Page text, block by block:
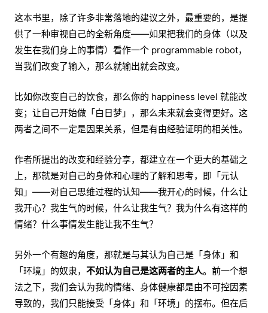
这本书里，除了许多非常落地的建议之外，最重要的，是提
供了一种审视自己的全新角度——如果把我们的身体（以及
发生在我们身上的事情）看作一个 programmable robot，
当我们改变了输入，那么就输出就会改变。
比如你改变自己的饮食，那么你的 happiness level 就能改
变；让自己开始做「白日梦」，那么未来就会变得更好。这
两者之间不一定是因果关系，但是有由经验证明的相关性。
作者所提出的改变和经验分享，都建立在一个更大的基础之
上，那就是对自己的身体和心理的了解和思考，即「元认
知」——对自己思维过程的认知——我开心的时候，什么让
我开心？我生气的时候，什么让我生气？我为什么有这样的
情绪？什么事情发生能让我不生气？
另外一个有趣的角度，那就是与其认为自己是「身体」和
「环境」的奴隶， 不如认为自己是这两者的主人。前一个想
法之下，我们会认为我的情绪、身体健康都是由不可控因素
导致的，我们只能接受「身体」和「环境」的摆布。但在后